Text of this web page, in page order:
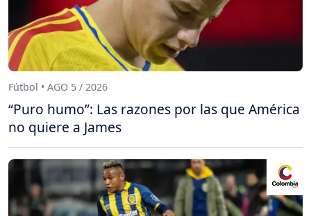
Fútbol • AGO 5 / 2026
“Puro humo”: Las razones por las que América
no quiere a James